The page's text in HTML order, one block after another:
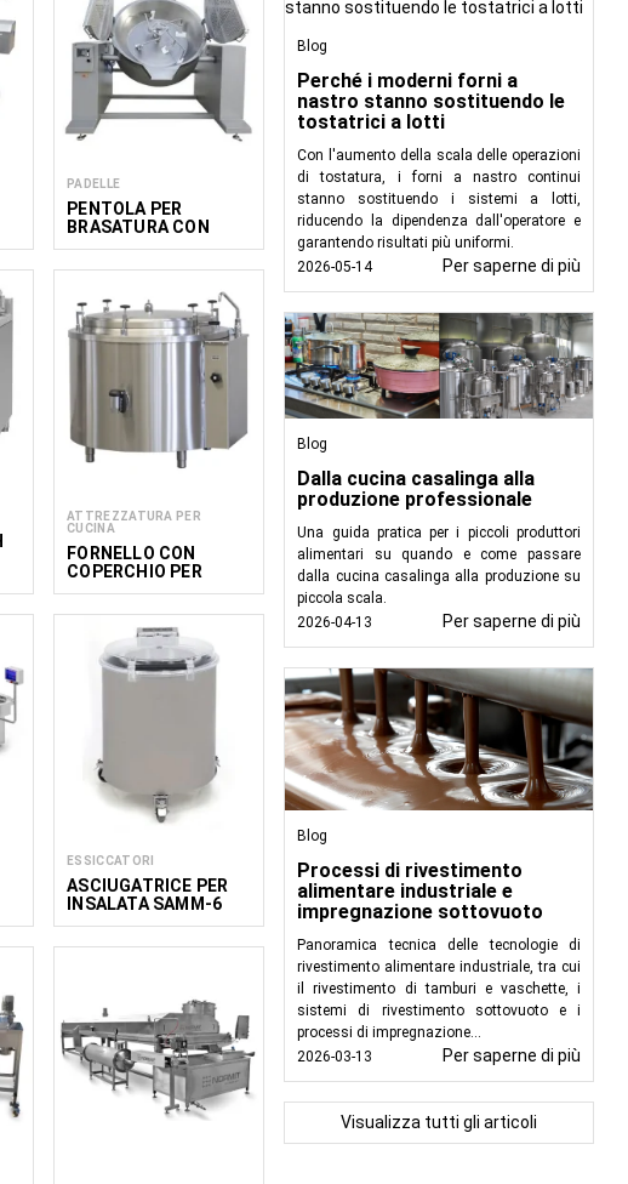
PADELLE
PENTOLA PER
BRASATURA CON
MISCELATORE MS 200
ATTREZZATURA PER
CUCINA
FORNELLO CON
COPERCHIO PER
AUTOCLAVE WLP-S
ESSICCATORI
ASCIUGATRICE PER
INSALATA SAMM-6
Blog
Perché i moderni forni a
nastro stanno sostituendo le
tostatrici a lotti
Con l'aumento della scala delle operazioni
di tostatura, i forni a nastro continui
stanno sostituendo i sistemi a lotti,
riducendo la dipendenza dall'operatore e
garantendo risultati più uniformi.
2026-05-14
Per saperne di più
Blog
Dalla cucina casalinga alla
produzione professionale
Una guida pratica per i piccoli produttori
alimentari su quando e come passare
dalla cucina casalinga alla produzione su
piccola scala.
2026-04-13
Per saperne di più
Blog
Processi di rivestimento
alimentare industriale e
impregnazione sottovuoto
Panoramica tecnica delle tecnologie di
rivestimento alimentare industriale, tra cui
il rivestimento di tamburi e vaschette, i
sistemi di rivestimento sottovuoto e i
processi di impregnazione...
2026-03-13
Per saperne di più
Visualizza tutti gli articoli